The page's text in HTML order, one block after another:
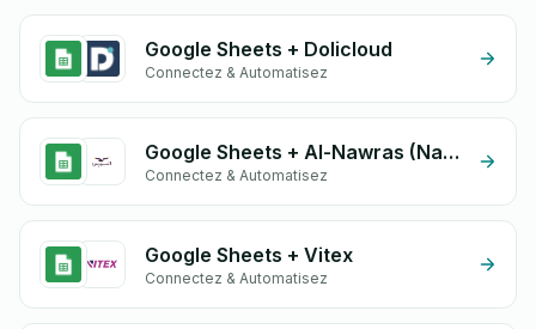
Google Sheets + Dolicloud
Connectez & Automatisez
Google Sheets + Al-Nawras (Nawris)
Connectez & Automatisez
Google Sheets + Vitex
Connectez & Automatisez